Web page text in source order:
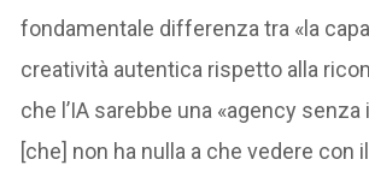
fondamentale differenza tra «la
creatività autentica rispetto alla
che l’IA sarebbe una «agency
[che] non ha nulla a che vedere con